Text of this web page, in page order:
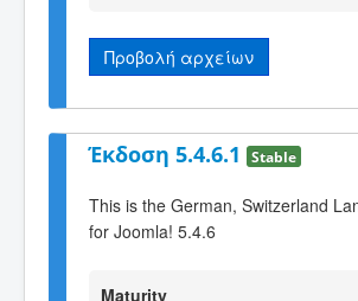
Προβολή αρχείων
Έκδοση 5.4.6.1 Stable
This is the German, Switzerland
for Joomla! 5.4.6
Maturity